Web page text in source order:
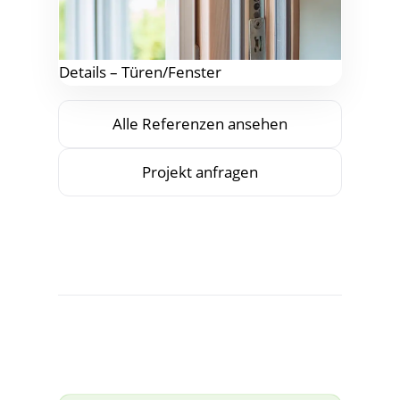
Details – Türen/Fenster
Alle Refe­ren­zen ansehen
Pro­jekt anfragen